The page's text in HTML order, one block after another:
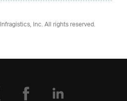
Infragistics, Inc. All rights reserved.